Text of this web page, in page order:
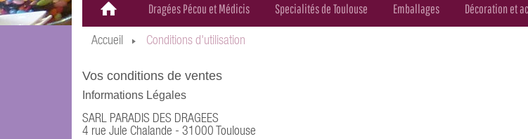
Dragées Pécou et Médicis Specialités de Toulouse Emballages Décoration et
Accueil Conditions d'utilisation
Vos conditions de ventes
Informations Légales
SARL PARADIS DES DRAGEES
4 rue Jule Chalande - 31000 Toulouse